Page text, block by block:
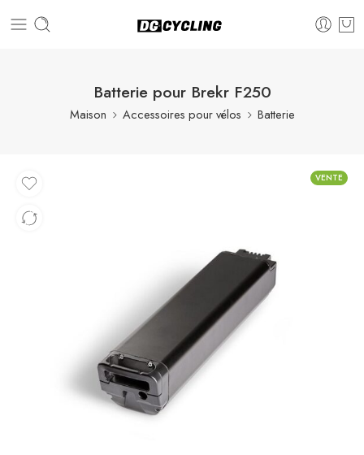
Batterie pour Brekr F250
Maison Accessoires pour vélos Batterie
VENTE